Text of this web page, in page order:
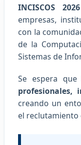
INCISCOS 2026
empresas,
con la
de la
Sistemas de
Se espera
profesionales,
creando un
el reclutamiento